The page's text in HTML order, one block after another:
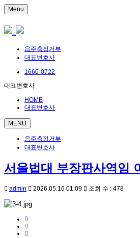
Menu
음주측정거부
대표변호사
1660-0722
대표변호사
HOME
대표변호사
MENU
음주측정거부
대표변호사
서울법대 부장판사역임
admin 2026.05.16 01:09 조회 수 : 478